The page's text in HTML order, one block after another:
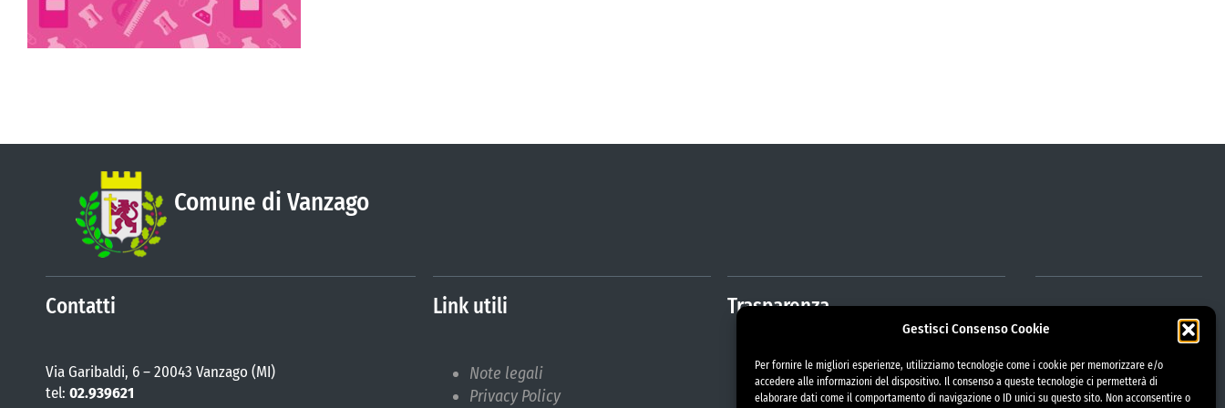
Gestisci Consenso Cookie
Per fornire le migliori esperienze, utilizziamo tecnologie come i cookie per memorizzare e/o
accedere alle informazioni del dispositivo. Il consenso a queste tecnologie ci permetterà di
elaborare dati come il comportamento di navigazione o ID unici su questo sito. Non acconsentire o
Comune di Vanzago
Contatti
Via Garibaldi, 6 – 20043 Vanzago (MI)
tel: 02.939621
Link utili
Note legali
Privacy Policy
Trasparenza
Amministrazione Trasparente
Albo Pretorio